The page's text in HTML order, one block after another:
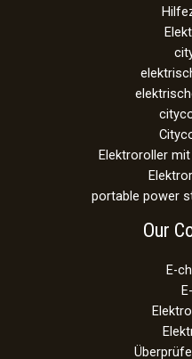
Elektroroller
portable power
Our
E-